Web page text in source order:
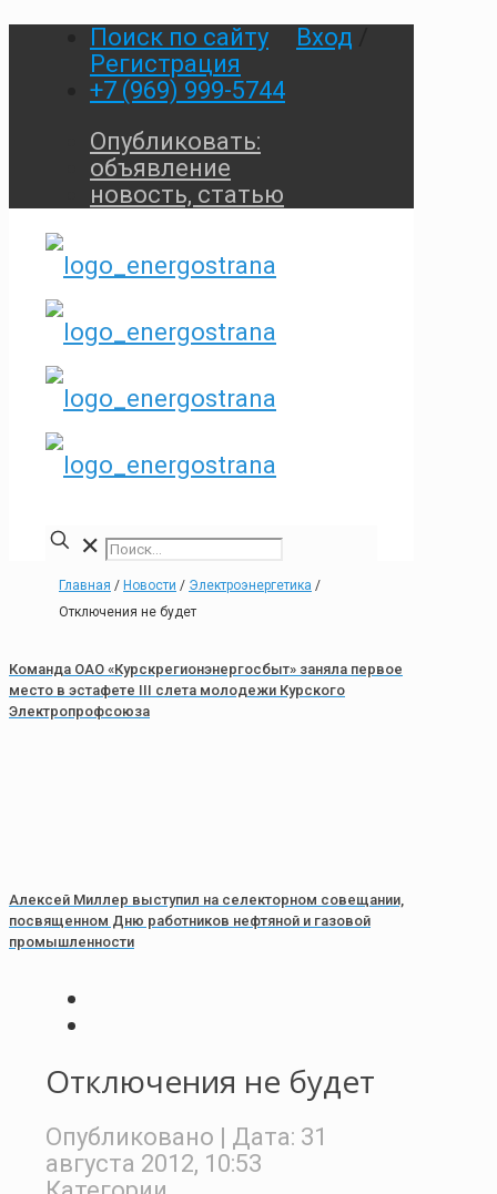
Поиск по сайту Вход
Регистрация
+7 (969) 999-5744
Опубликовать:
объявление
новость, статью
✕
Главная / Новости / Электроэнергетика /
Отключения не будет
Команда ОАО «Курскрегионэнергосбыт» заняла первое
место в эстафете III слета молодежи Курского
Электропрофсоюза
Алексей Миллер выступил на селекторном совещании,
посвященном Дню работников нефтяной и газовой
промышленности
Отключения не будет
Опубликовано | Дата: 31
августа 2012, 10:53